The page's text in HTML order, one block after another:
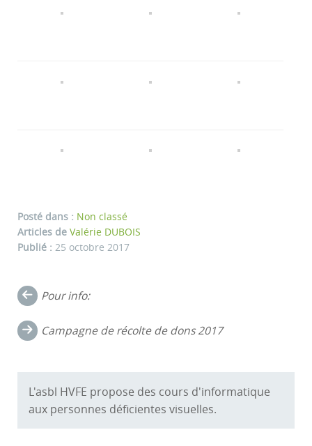
Posté dans : Non classé
Articles de Valérie DUBOIS
Publié : 25 octobre 2017
Navigation
dans
les
Pour info:
Campagne de récolte de dons 2017
L'asbl HVFE propose des cours d'informatique
aux personnes déficientes visuelles.